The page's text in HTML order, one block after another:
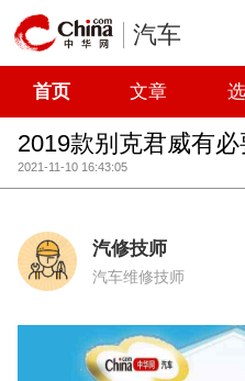
汽车
首页 文章
2019款别克君威有
2021-11-10 16:43:05
汽修技师
汽车维修技师